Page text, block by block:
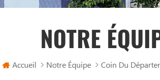
NOTRE
Accueil Notre Équipe Coin Du